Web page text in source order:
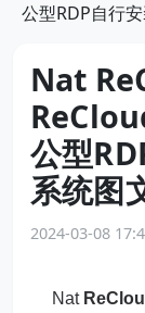
公型RDP自行
Nat
公型
系统图
2024-03-08
Nat